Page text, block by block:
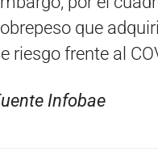
que
riesgo frente al
Infobae